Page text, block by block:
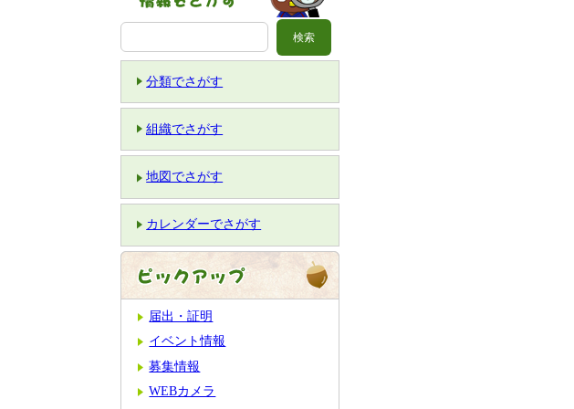
分類でさがす
組織でさがす
地図でさがす
カレンダーでさがす
届出・証明
イベント情報
募集情報
WEBカメラ